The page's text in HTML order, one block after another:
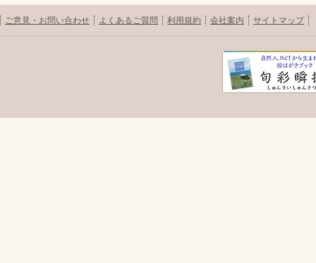
ご意見・お問い合わせ よくあるご質問 利用規約 会社案内 サイトマップ